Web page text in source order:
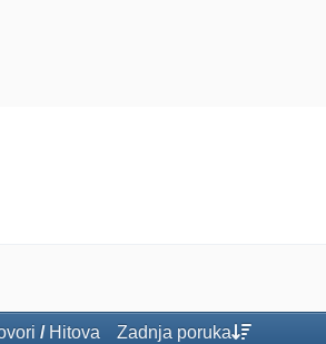
/ Hitova
Zadnja poruka